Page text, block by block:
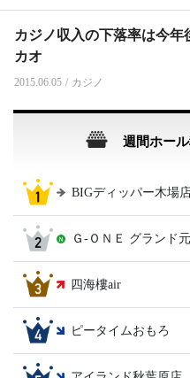
カジノ収入の下落率は今年
カオ
2015.06.05 / カジノ
週間ホー
BIGディッパー木場
Ｇ‐ＯＮＥ グランド
四海樓air
ピータイムおもろ